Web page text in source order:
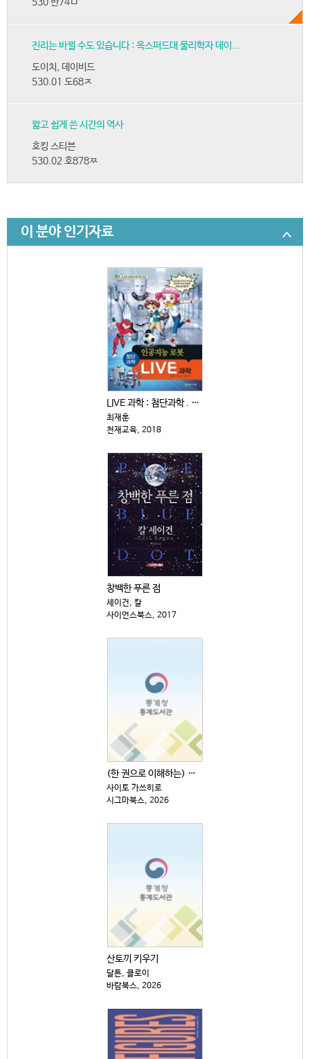
진리는 바뀔 수도 있습니다 : 옥스퍼드대 물리학자 데이...
도이치, 데이비드
530.01 도68ㅈ
짧고 쉽게 쓴 시간의 역사
호킹 스티븐
530.02 호878ㅉ
이 분야 인기자료
LIVE 과학 : 첨단과학 . 11-15
최재훈
천재교육, 2018
창백한 푸른 점
세이건, 칼
사이언스북스, 2017
(한 권으로 이해하는) 원자·소립자·양자의 세계
사이토 가쓰히로
시그마북스, 2026
산토끼 키우기
달튼, 클로이
바람북스, 2026